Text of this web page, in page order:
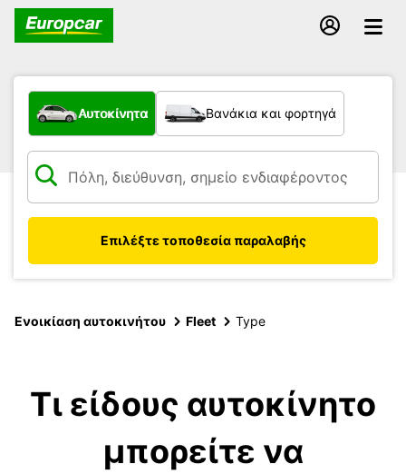
Τι τύπος οχήματος;
Αυτοκίνητα Βανάκια και φορτηγά
Επιλέξτε τοποθεσία παραλαβής
Ενοικίαση αυτοκινήτου Fleet Type
Τι είδους αυτοκίνητο
μπορείτε να